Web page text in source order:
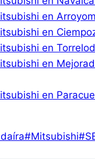
en
en
en
en
en
#Mitsubishi#